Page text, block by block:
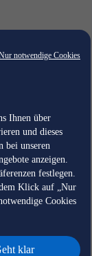
notwendige Cookies
Ihnen über
und dieses
bei unseren
anzeigen.
festlegen.
Klick auf „Nur
Cookies
klar